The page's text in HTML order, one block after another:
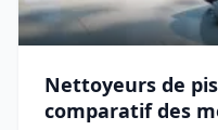
Nettoyeurs de
comparatif des